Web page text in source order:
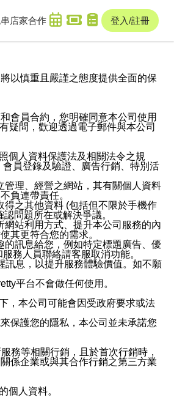
店家合作 登入/註冊
以慎重且嚴謹之態度提供全面的保
會員合約，您明確同意本公司使用
疑問，歡迎透過電子郵件與本公司
個人資料保護法及相關法令之規
員登錄及驗證、廣告行銷、特別活
理、經營之網站，其有關個人資料
負連帶責任。
之其他資料 (包括但不限於手機作
問題所在或解決爭議。
站利用方式、提升本公司服務的內
其更符合您的需求。
訊息給您，例如特定標題廣告、優
務人員聯絡請客服取消功能。
訊息，以提升服務體驗價值。如不願
平台不會做任何使用。
，本公司可能會因受政府要求或法
保護您的隱私，本公司並未承諾您
務等相關行銷，且於首次行銷時，
係企業或與其合作行銷之第三方業
個人資料。